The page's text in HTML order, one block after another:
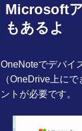
Microsoft
もあるよ
OneNoteでデバイ
（OneDrive上に
ントが必要です。